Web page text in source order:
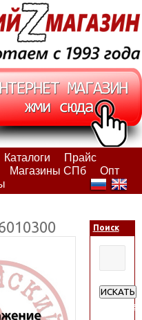
Каталоги
Прайс
Магазины СПб
Опт
Поиск
ИСКАТЬ